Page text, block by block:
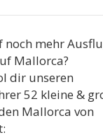
noch mehr
Mallorca?
dir unseren
52 kleine &
Mallorca von